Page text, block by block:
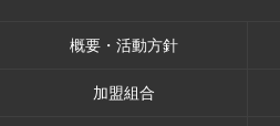
概要・活動方針
加盟組合